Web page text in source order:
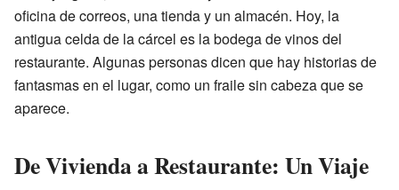
oficina de correos, una tienda y un almacén. Hoy, la
antigua celda de la cárcel es la bodega de vinos del
restaurante. Algunas personas dicen que hay historias de
fantasmas en el lugar, como un fraile sin cabeza que se
aparece.
De Vivienda a Restaurante: Un Viaje